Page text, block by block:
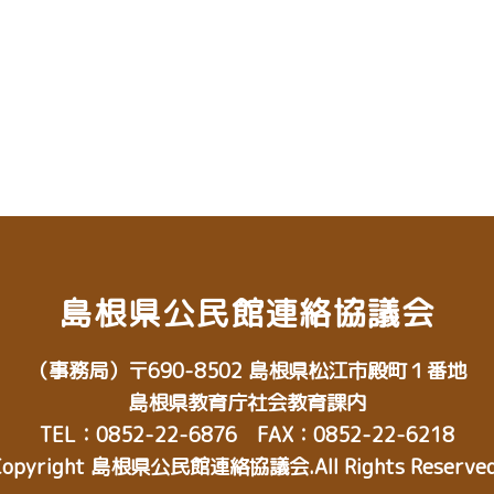
島根県公民館連絡協議会
（事務局） 〒690-8502 島根県松江市殿町１番地
島根県教育庁社会教育課内
TEL：0852-22-6876 FAX：0852-22-6218
島根県公民館連絡協議会.All Rights